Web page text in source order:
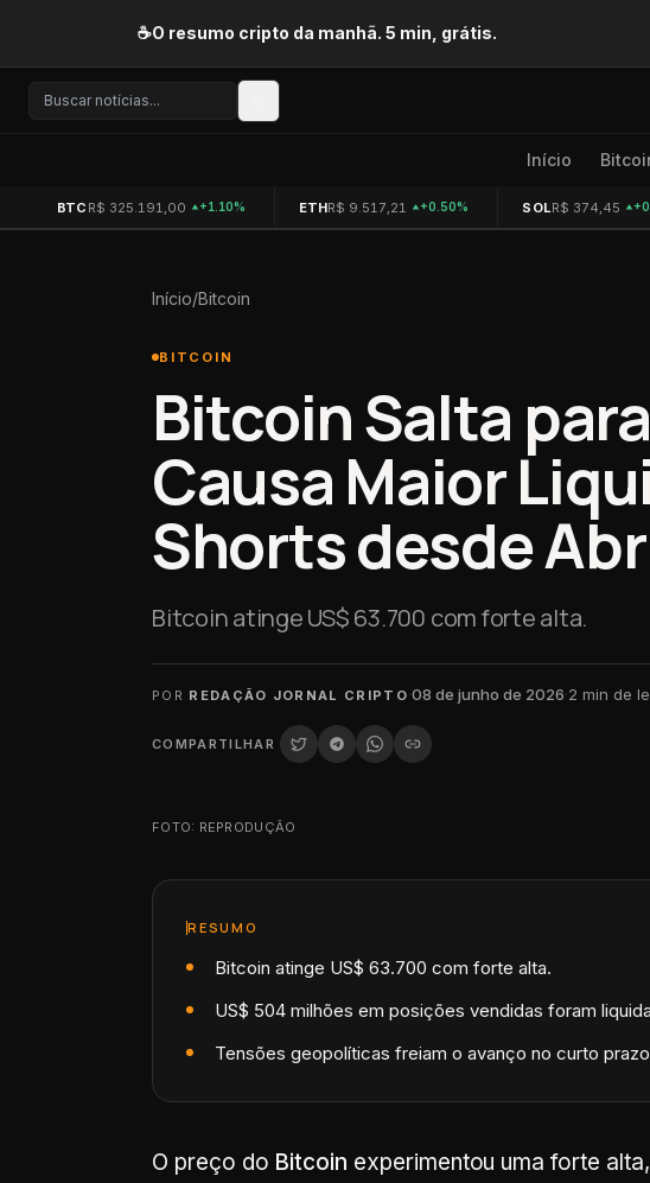
☕O resumo cripto da manhã. 5 min, grátis.
Início
BTC R$ 325.191,00 +1.10% ETHR$ 9.517,21 +0.50% SOLR$ 374,45
Início/Bitcoin
BITCOIN
Bitcoin Salta
Causa Maior
Shorts desde
Bitcoin atinge US$ 63.700 com forte alta.
POR REDAÇÃO JORNAL CRIPTO·08 de junho de 2026·2 min de
COMPARTILHAR
FOTO: REPRODUÇÃO
RESUMO
Bitcoin atinge US$ 63.700 com forte alta.
US$ 504 milhões em posições vendidas foram
Tensões geopolíticas freiam o avanço no curto
O preço do Bitcoin experimentou uma forte